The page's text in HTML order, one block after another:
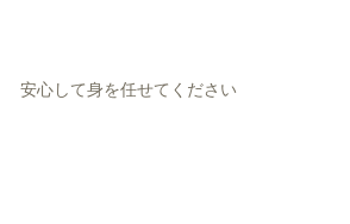
安心して身を任せてください